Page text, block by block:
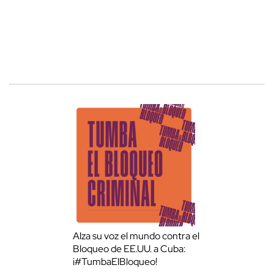
Alza su voz el mundo contra el
Bloqueo de EE.UU. a Cuba:
¡#TumbaElBloqueo!